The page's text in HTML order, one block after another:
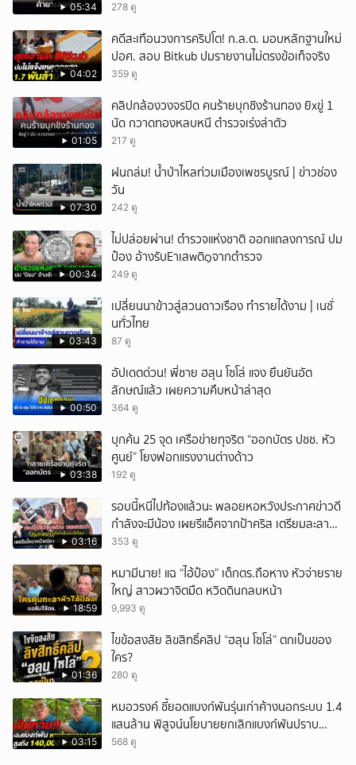
05:34 278 ดู
04:02
คดีสะเทือนวงการคริปโต! ก.ล.ต. มอบหลักฐานใหม่
ปอศ. สอบ Bitkub ปมรายงานไม่ตรงข้อเท็จจริง
359 ดู
01:05
คลิปกล้องวงจรปิด คนร้ายบุกชิงร้านทอง ยิxขู่ 1
นัด กวาดทองหลบหนี ตำรวจเร่งล่าตัว
217 ดู
07:30
ฝนถล่ม! น้ำป่าไหลท่วมเมืองเพชรบูรณ์ | ข่าวช่อง
วัน
242 ดู
00:34
ไม่ปล่อยผ่าน! ตำรวจแห่งชาติ ออกแถลงการณ์ ปม
ป๋อง อ้างรับEาเสwติ๑จากตำรวจ
249 ดู
03:43
เปลี่ยนนาข้าวสู่สวนดาวเรือง ทำรายได้งาม | เนชั่
นทั่วไทย
87 ดู
00:50
อัปเดตด่วน! พี่ชาย ฮลุน โซโล่ แจง ยืนยันอัต
ลักษณ์แล้ว เผยความคืบหน้าล่าสุด
364 ดู
03:38
บุกค้น 25 จุด เครือข่ายทุจริต “ออกบัตร ปชช. หัว
ศูนย์” โยงฟอกแรงงานต่างด้าว
192 ดู
03:16
รอบนี้หนีไปท้องแล้วนะ พลอยหอหวังประกาศข่าวดี
กำลังจะมีน้อง เผยรีแอ็คจากป้าคริส เตรียมละลาย
ทรัพย์
353 ดู
18:59
หมามีนาย! แฉ “ไอ้ป๋อง” เด็กตร.ถือหาง หัวจ่ายราย
ใหญ่ สาวผวาจิตมืด หวิดดินกลบหน้า
9,993 ดู
01:36
ไขข้อสงสัย ลิขสิทธิ์คลิป “ฮลุน โซโล่” ตกเป็นของ
ใคร?
280 ดู
03:15
หมอวรงค์ ชี้ยอดแบงก์พันรุ่นเก่าค้างนอกระบบ 1.4
แสนล้าน พิสูจน์นโยบายยกเลิกแบงก์พันปราบ
ธุรกิจสีเทา
568 ดู